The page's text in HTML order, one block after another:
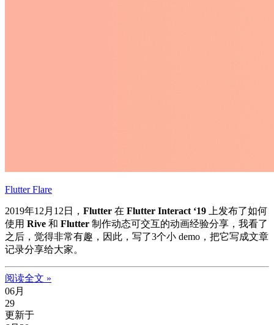
Flutter Flare
2019年12月12日， Flutter 在 Flutter Interact ‘19 上发布了如何
使用 Rive 和 Flutter 制作动态可交互的动画经验分享，我看了
之后，觉得非常有趣，因此，写了3个小 demo，把它写成文章
记录分享给大家。
阅读全文 »
06月
29
更新于